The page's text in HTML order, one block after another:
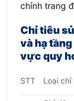
chỉnh trang
Chỉ tiêu
và hạ
vực quy
STT Loại chỉ